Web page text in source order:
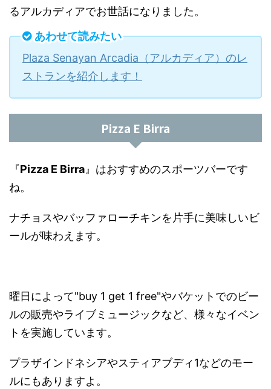
るアルカディアでお世話になりました。
あわせて読みたい
Plaza Senayan Arcadia（アルカディア）のレ
ストランを紹介します！
Pizza E Birra
『Pizza E Birra 』はおすすめのスポーツバーです
ね。
ナチョスやバッファローチキンを片手に美味しいビ
ールが味わえます。
曜日によって"buy 1 get 1 free"やバケットでのビー
ルの販売やライブミュージックなど、様々なイベン
トを実施しています。
プラザインドネシアやスティアブディ1などのモー
ルにもありますよ。